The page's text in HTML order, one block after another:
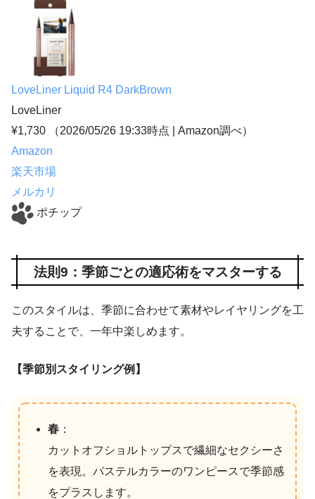
LoveLiner Liquid R4 DarkBrown
LoveLiner
¥1,730
（2026/05/26 19:33時点 | Amazon調べ）
Amazon
楽天市場
メルカリ
ポチップ
法則9：季節ごとの適応術をマスターする
このスタイルは、季節に合わせて素材やレイヤリングを工
夫することで、一年中楽しめます。
【季節別スタイリング例】
春 ：
カットオフショルトップスで繊細なセクシーさ
を表現。パステルカラーのワンピースで季節感
をプラスします。